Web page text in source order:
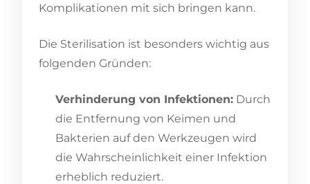
Komplikationen mit sich bringen kann.
Die Sterilisation ist besonders wichtig aus
folgenden Gründen:
Verhinderung von Infektionen: Durch
die Entfernung von Keimen und
Bakterien auf den Werkzeugen wird
die Wahrscheinlichkeit einer Infektion
erheblich reduziert.